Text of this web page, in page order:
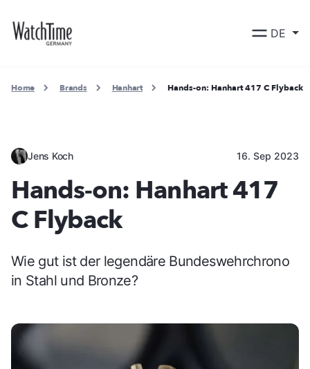
DE
Home Brands Hanhart Hands-on: Hanhart 417 C Flyback
Jens Koch 16. Sep 2023
Hands-on: Hanhart 417
C Flyback
Wie gut ist der legendäre Bundeswehrchrono
in Stahl und Bronze?